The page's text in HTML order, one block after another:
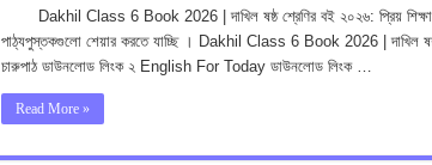
Dakhil Class 6 Book 2026 | দাখিল ষষ্ঠ শ্রেণির বই ২০২৬: প্রিয়
পাঠ্যপুস্তকগুলো শেয়ার করতে যাচ্ছি । Dakhil Class 6 Book 2026 | দাখিল
চারুপাঠ ডাউনলোড লিংক ২ English For Today ডাউনলোড লিংক …
Read More »